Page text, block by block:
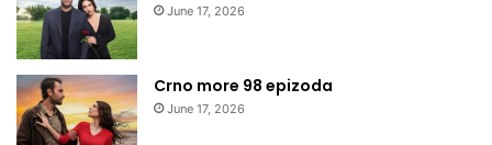
June 17, 2026
Crno more 98 epizoda
June 17, 2026